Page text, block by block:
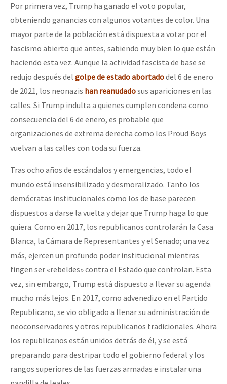
Por primera vez, Trump ha ganado el voto popular,
obteniendo ganancias con algunos votantes de color. Una
mayor parte de la población está dispuesta a votar por el
fascismo abierto que antes, sabiendo muy bien lo que están
haciendo esta vez. Aunque la actividad fascista de base se
redujo después del golpe de estado abortadodel 6 de enero
de 2021, los neonazis han reanudadosus apariciones en las
calles. Si Trump indulta a quienes cumplen condena como
consecuencia del 6 de enero, es probable que
organizaciones de extrema derecha como los Proud Boys
vuelvan a las calles con toda su fuerza.
Tras ocho años de escándalos y emergencias, todo el
mundo está insensibilizado y desmoralizado. Tanto los
demócratas institucionales como los de base parecen
dispuestos a darse la vuelta y dejar que Trump haga lo que
quiera. Como en 2017, los republicanos controlarán la Casa
Blanca, la Cámara de Representantes y el Senado; una vez
más, ejercen un profundo poder institucional mientras
fingen ser «rebeldes» contra el Estado que controlan. Esta
vez, sin embargo, Trump está dispuesto a llevar su agenda
mucho más lejos. En 2017, como advenedizo en el Partido
Republicano, se vio obligado a llenar su administración de
neoconservadores y otros republicanos tradicionales. Ahora
los republicanos están unidos detrás de él, y se está
preparando para destripar todo el gobierno federal y los
rangos superiores de las fuerzas armadas e instalar una